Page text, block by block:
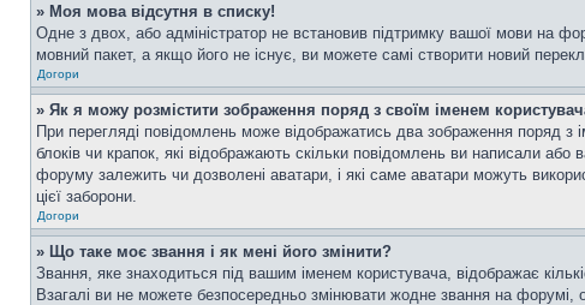
» Моя мова відсутня в списку!
Одне з двох, або адміністратор не встановив підтримку вашої мови на
мовний пакет, а якщо його не існує, ви можете самі створити новий
Догори
» Як я можу розмістити зображення поряд з своїм іменем
При перегляді повідомлень може відображатись два зображення поряд
блоків чи крапок, які відображають скільки повідомлень ви написали
форуму залежить чи дозволені аватари, і які саме аватари можуть
цієї заборони.
Догори
» Що таке моє звання і як мені його змінити?
Звання, яке знаходиться під вашим іменем користувача, відображає
Взагалі ви не можете безпосередньо змінювати жодне звання на